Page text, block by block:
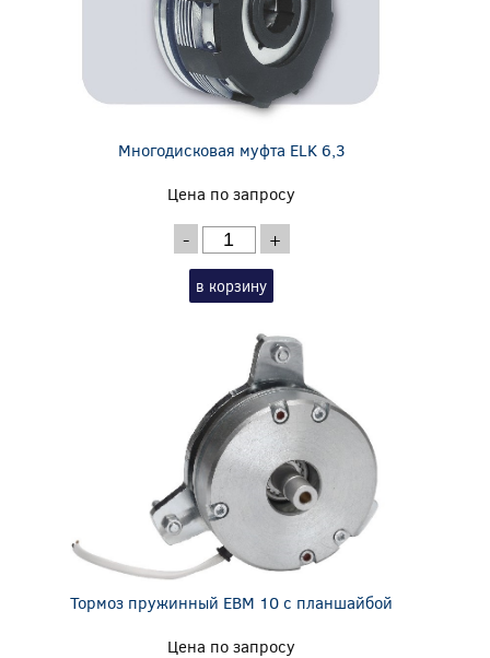
Многодисковая муфта ELK 6,3
Цена по запросу
- +
в корзину
Тормоз пружинный EBM 10 с планшайбой
Цена по запросу